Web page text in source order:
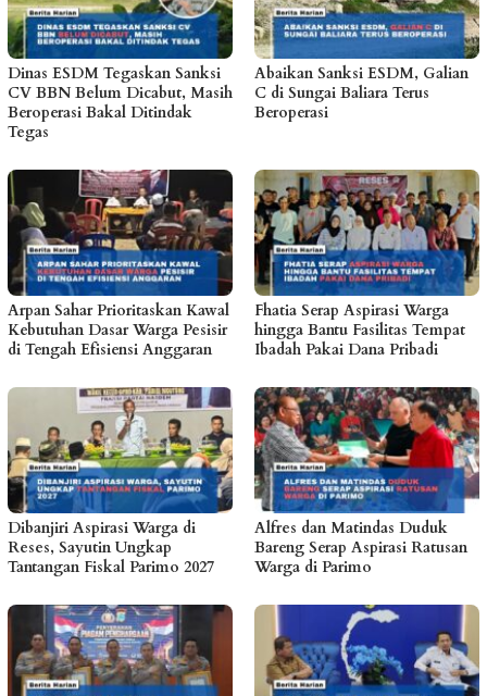
Dinas ESDM Tegaskan Sanksi
CV BBN Belum Dicabut, Masih
Beroperasi Bakal Ditindak
Tegas
Abaikan Sanksi ESDM, Galian
C di Sungai Baliara Terus
Beroperasi
Arpan Sahar Prioritaskan Kawal
Kebutuhan Dasar Warga Pesisir
di Tengah Efisiensi Anggaran
Fhatia Serap Aspirasi Warga
hingga Bantu Fasilitas Tempat
Ibadah Pakai Dana Pribadi
Dibanjiri Aspirasi Warga di
Reses, Sayutin Ungkap
Tantangan Fiskal Parimo 2027
Alfres dan Matindas Duduk
Bareng Serap Aspirasi Ratusan
Warga di Parimo